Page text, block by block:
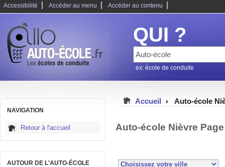
Accessibilité Accéder au menu Accéder au contenu
QUI ?
ex: école de conduite
NAVIGATION
Retour à l'accueil
AUTOUR DE L'AUTO-ÉCOLE
Accueil Auto-école
Auto-école Nièvre